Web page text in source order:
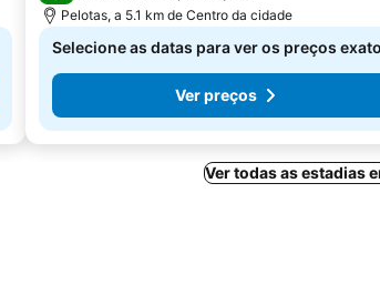
Pelotas, a 5.1 km de Centro da cidade
Selecione as datas para ver os preços
Ver preços
Ver todas as estadias